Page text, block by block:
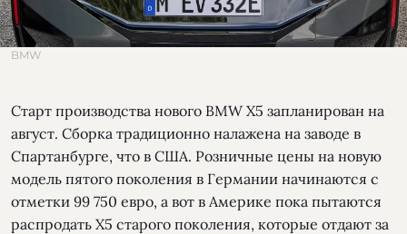
BMW
Старт производства нового BMW Х5 запланирован на
август. Сборка традиционно налажена на заводе в
Спартанбурге, что в США. Розничные цены на новую
модель пятого поколения в Германии начинаются с
отметки 99 750 евро, а вот в Америке пока пытаются
распродать Х5 старого поколения, которые отдают за